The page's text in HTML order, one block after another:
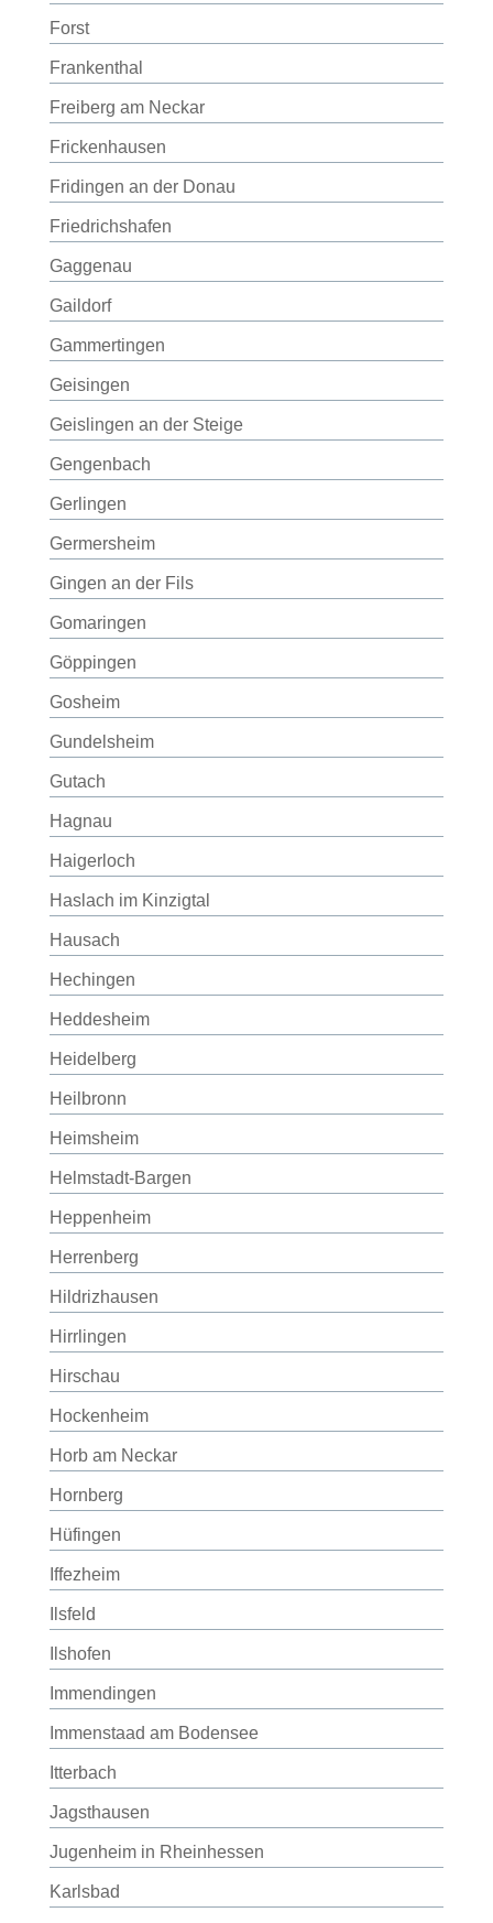
Forst
Frankenthal
Freiberg am Neckar
Frickenhausen
Fridingen an der Donau
Friedrichshafen
Gaggenau
Gaildorf
Gammertingen
Geisingen
Geislingen an der Steige
Gengenbach
Gerlingen
Germersheim
Gingen an der Fils
Gomaringen
Göppingen
Gosheim
Gundelsheim
Gutach
Hagnau
Haigerloch
Haslach im Kinzigtal
Hausach
Hechingen
Heddesheim
Heidelberg
Heilbronn
Heimsheim
Helmstadt-Bargen
Heppenheim
Herrenberg
Hildrizhausen
Hirrlingen
Hirschau
Hockenheim
Horb am Neckar
Hornberg
Hüfingen
Iffezheim
Ilsfeld
Ilshofen
Immendingen
Immenstaad am Bodensee
Itterbach
Jagsthausen
Jugenheim in Rheinhessen
Karlsbad